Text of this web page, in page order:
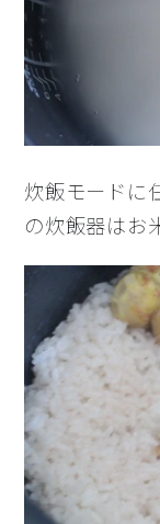
炊飯モードに
の炊飯器はお